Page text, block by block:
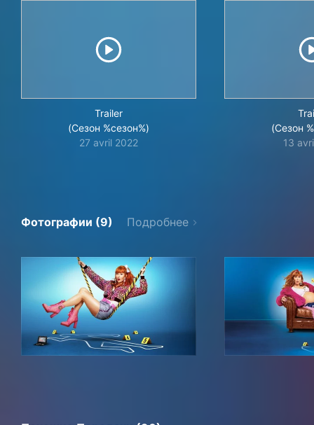
Trailer
(Сезон %сезон%)
27 avril 2022
(Сезон
13
Фотографии (9) Подробнее